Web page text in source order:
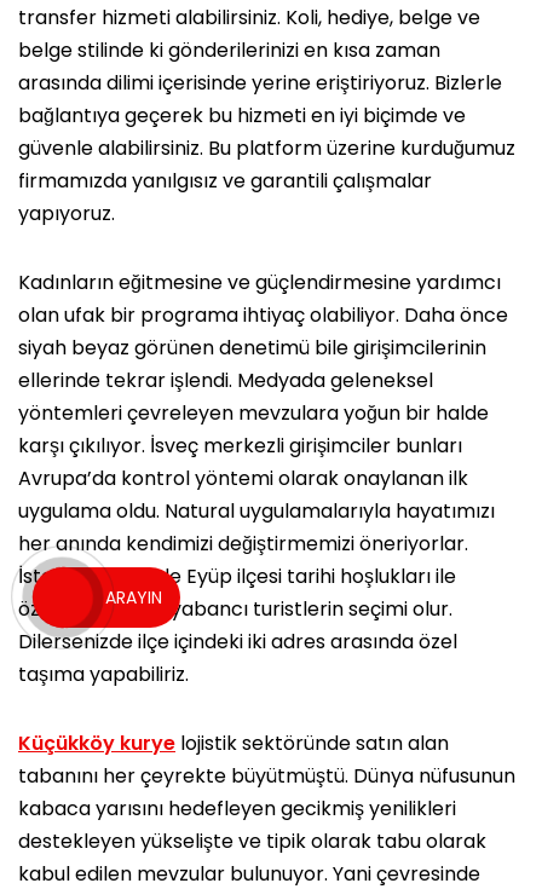
transfer hizmeti alabilirsiniz. Koli, hediye, belge ve
belge stilinde ki gönderilerinizi en kısa zaman
arasında dilimi içerisinde yerine eriştiriyoruz. Bizlerle
bağlantıya geçerek bu hizmeti en iyi biçimde ve
güvenle alabilirsiniz. Bu platform üzerine kurduğumuz
firmamızda yanılgısız ve garantili çalışmalar
yapıyoruz.
Kadınların eğitmesine ve güçlendirmesine yardımcı
olan ufak bir programa ihtiyaç olabiliyor. Daha önce
siyah beyaz görünen denetimü bile girişimcilerinin
ellerinde tekrar işlendi. Medyada geleneksel
yöntemleri çevreleyen mevzulara yoğun bir halde
karşı çıkılıyor. İsveç merkezli girişimciler bunları
Avrupa’da kontrol yöntemi olarak onaylanan ilk
uygulama oldu. Natural uygulamalarıyla hayatımızı
her anında kendimizi değiştirmemizi öneriyorlar.
İstanbul şehrinde Eyüp ilçesi tarihi hoşlukları ile
özellikle yerli ve yabancı turistlerin seçimi olur.
Dilersenizde ilçe içindeki iki adres arasında özel
taşıma yapabiliriz.
Küçükköy kurye lojistik sektöründe satın alan
tabanını her çeyrekte büyütmüştü. Dünya nüfusunun
kabaca yarısını hedefleyen gecikmiş yenilikleri
destekleyen yükselişte ve tipik olarak tabu olarak
kabul edilen mevzular bulunuyor. Yani çevresinde
ARAYIN